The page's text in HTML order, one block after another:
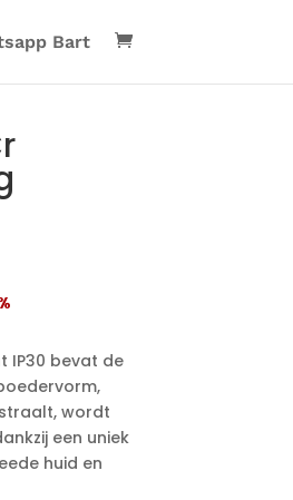
Bart
IP30 bevat de
wordt
een uniek
huid en